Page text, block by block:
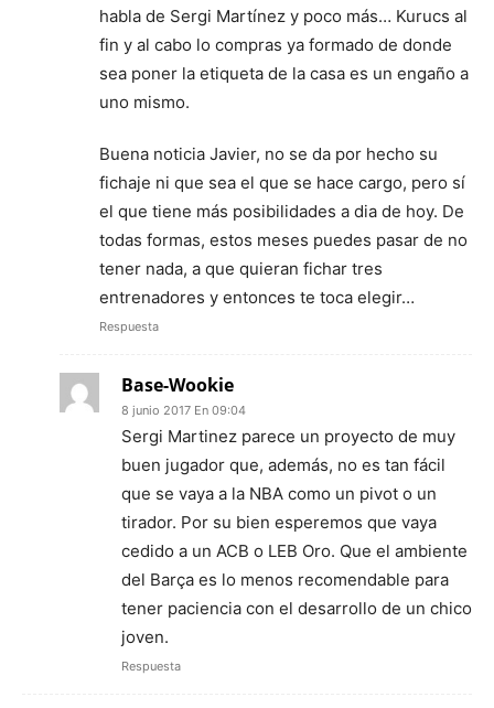
habla de Sergi Martínez y poco más… Kurucs al
fin y al cabo lo compras ya formado de donde
sea poner la etiqueta de la casa es un engaño a
uno mismo.
Buena noticia Javier, no se da por hecho su
fichaje ni que sea el que se hace cargo, pero sí
el que tiene más posibilidades a dia de hoy. De
todas formas, estos meses puedes pasar de no
tener nada, a que quieran fichar tres
entrenadores y entonces te toca elegir…
Respuesta
Base-Wookie
8 junio 2017 En 09:04
Sergi Martinez parece un proyecto de muy
buen jugador que, además, no es tan fácil
que se vaya a la NBA como un pivot o un
tirador. Por su bien esperemos que vaya
cedido a un ACB o LEB Oro. Que el ambiente
del Barça es lo menos recomendable para
tener paciencia con el desarrollo de un chico
joven.
Respuesta